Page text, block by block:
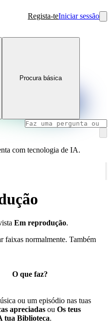
Regista-teIniciar sessão
Procura básica
com tecnologia de IA.
Em reprodução.
faixas normalmente. Também
O que faz?
ou um episódio nas tuas
apreciadas ou Os teus
tua Biblioteca.